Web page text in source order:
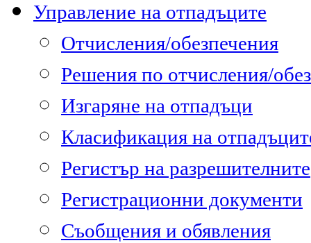
Управление на отпадъците
Отчисления/обезпечения
Решения по отчисления/
Изгаряне на отпадъци
Класификация на
Регистър на разрешителните
Регистрационни документи
Съобщения и обявления